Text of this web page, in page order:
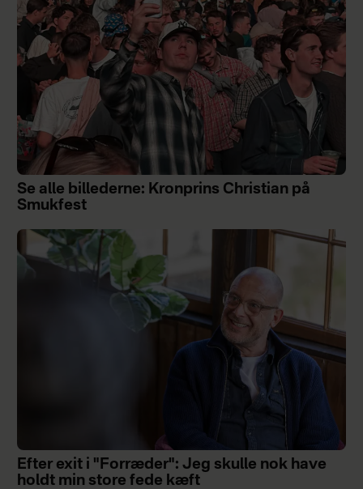
Se alle billederne: Kronprins Christian på
Smukfest
Efter exit i "Forræder": Jeg skulle nok have
holdt min store fede kæft